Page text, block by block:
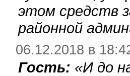
этом средств
районной
06.12.2018 в
Гость: «И до